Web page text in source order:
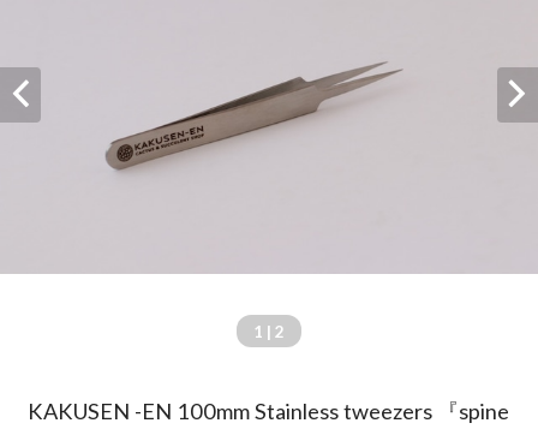
1 | 2
KAKUSEN -EN 100mm Stainless tweezers 『spine